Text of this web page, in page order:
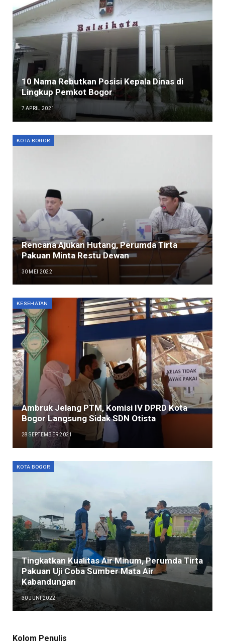
10 Nama Rebutkan Posisi Kepala Dinas di
Lingkup Pemkot Bogor
7 APRIL 2021
KOTA BOGOR
Rencana Ajukan Hutang, Perumda Tirta
Pakuan Minta Restu Dewan
30 MEI 2022
KESEHATAN
Ambruk Jelang PTM, Komisi IV DPRD Kota
Bogor Langsung Sidak SDN Otista
28 SEPTEMBER 2021
KOTA BOGOR
Tingkatkan Kualitas Air Minum, Perumda Tirta
Pakuan Uji Coba Sumber Mata Air
Kabandungan
30 JUNI 2022
Kolom Penulis